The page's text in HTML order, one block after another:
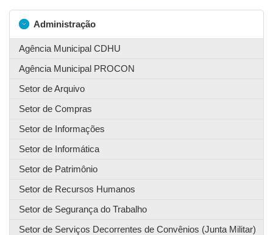
Administração
Agência Municipal CDHU
Agência Municipal PROCON
Setor de Arquivo
Setor de Compras
Setor de Informações
Setor de Informática
Setor de Patrimônio
Setor de Recursos Humanos
Setor de Segurança do Trabalho
Setor de Serviços Decorrentes de Convênios (Junta Militar)